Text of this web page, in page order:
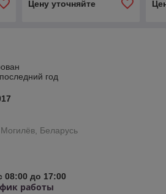
Цену уточняйте
год
Беларусь
08:00 до 17:00
работы